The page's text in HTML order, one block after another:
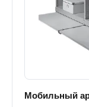
Мобильный